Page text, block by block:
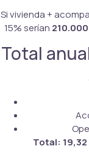
Si vivienda +
15% serían
Total
Total: